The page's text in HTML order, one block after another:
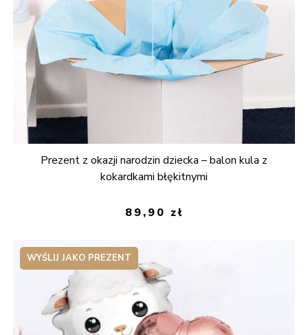
Prezent z okazji narodzin dziecka – balon kula z
kokardkami błękitnymi
89,90 zł
WYŚLIJ JAKO PREZENT